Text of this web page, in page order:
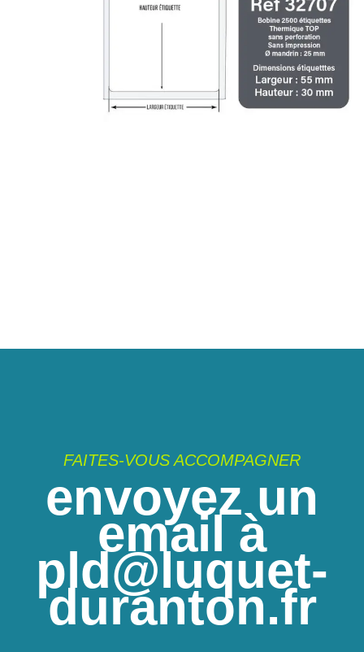
FAITES-VOUS ACCOMPAGNER
envoyez un
email à
pld@luquet-
duranton.fr